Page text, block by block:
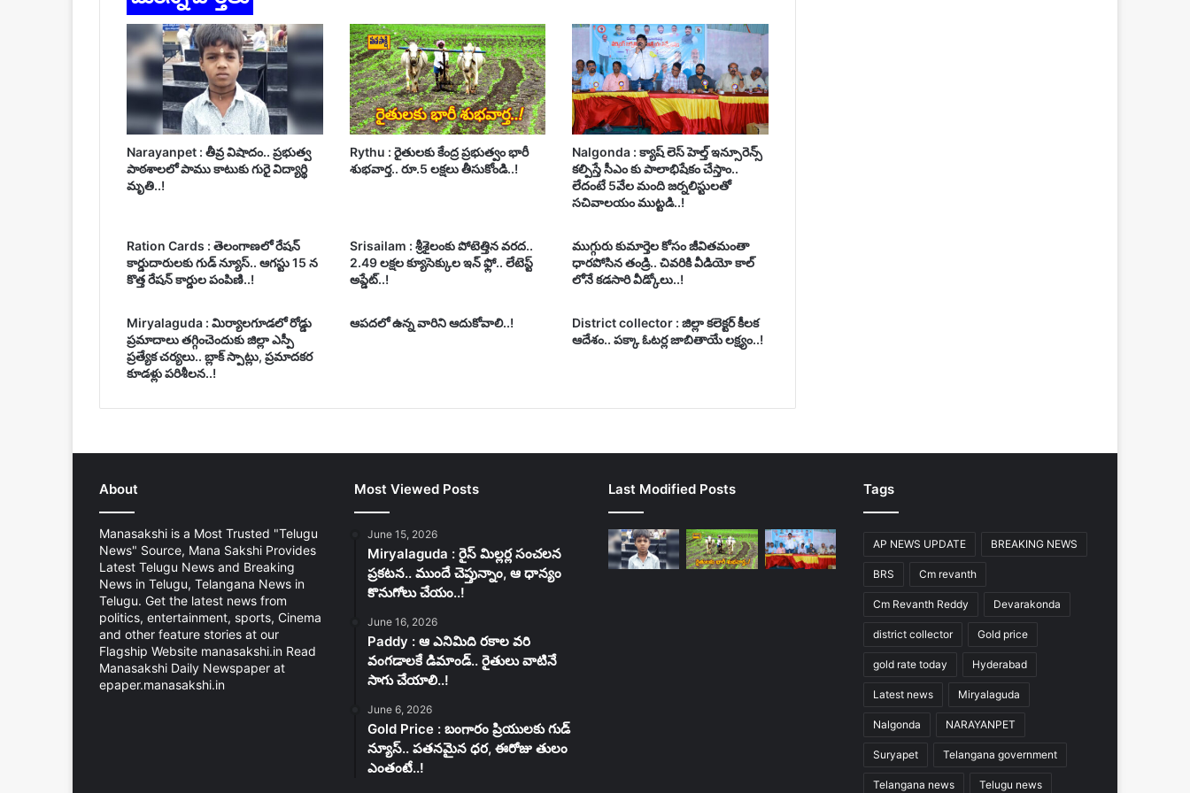
Narayanpet : తీవ్ర విషాదం.. ప్రభుత్వ
పాఠశాలలో పాము కాటుకు గురై విద్యార్థి
మృతి..!
Rythu : రైతులకు కేంద్ర ప్రభుత్వం భారీ
శుభవార్త.. రూ.5 లక్షలు తీసుకోండి..!
Nalgonda : క్యాష్ లెస్ హెల్త్ ఇన్సూరెన్స్
కల్పిస్తే సీఎం కు పాలాభిషేకం చేస్తాం..
లేదంటే 5వేల మంది జర్నలిస్టులతో
సచివాలయం ముట్టడి..!
Ration Cards : తెలంగాణలో రేషన్
కార్డుదారులకు గుడ్ న్యూస్.. ఆగస్టు 15 న
కొత్త రేషన్ కార్డుల పంపిణి..!
Srisailam : శ్రీశైలంకు పోటెత్తిన వరద..
2.49 లక్షల క్యూసెక్కుల ఇన్ ఫ్లో.. లేటెస్ట్
అప్డేట్..!
ముగ్గురు కుమార్తెల కోసం జీవితమంతా
ధారపోసిన తండ్రి.. చివరికి వీడియో కాల్
లోనే కడసారి వీడ్కోలు..!
Miryalaguda : మిర్యాలగూడలో రోడ్డు
ప్రమాదాలు తగ్గించెందుకు జిల్లా ఎస్పీ
ప్రత్యేక చర్యలు.. బ్లాక్ స్పాట్లు, ప్రమాదకర
కూడళ్లు పరిశీలన..!
ఆపదలో ఉన్న వారిని ఆదుకోవాలి..!
District collector : జిల్లా కలెక్టర్ కీలక
ఆదేశం.. పక్కా ఓటర్ల జాబితాయే లక్ష్యం..!
About
Manasakshi is a Most Trusted "Telugu
News" Source, Mana Sakshi Provides
Latest Telugu News and Breaking
News in Telugu, Telangana News in
Telugu. Get the latest news from
politics, entertainment, sports, Cinema
and other feature stories at our
Flagship Website manasakshi.in Read
Manasakshi Daily Newspaper at
epaper.manasakshi.in
Most Viewed Posts
June 15, 2026
Miryalaguda : రైస్ మిల్లర్ల సంచలన
ప్రకటన.. ముందే చెప్తున్నాం, ఆ ధాన్యం
కొనుగోలు చేయం..!
June 16, 2026
Paddy : ఆ ఎనిమిది రకాల వరి
వంగడాలకే డిమాండ్.. రైతులు వాటినే
సాగు చేయాలి..!
June 6, 2026
Gold Price : బంగారం ప్రియులకు గుడ్
న్యూస్.. పతనమైన ధర, ఈరోజు తులం
ఎంతంటే..!
Last Modified Posts Tags
AP NEWS UPDATE BREAKING NEWS
BRS Cm revanth
Cm Revanth Reddy Devarakonda
district collector Gold price
gold rate today Hyderabad
Latest news Miryalaguda
Nalgonda NARAYANPET
Suryapet Telangana government
Telangana news Telugu news